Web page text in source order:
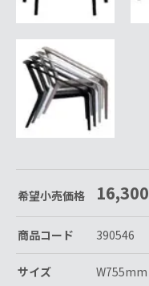
希望小売価格 16,300
商品コード 390546
サイズ
W755mm